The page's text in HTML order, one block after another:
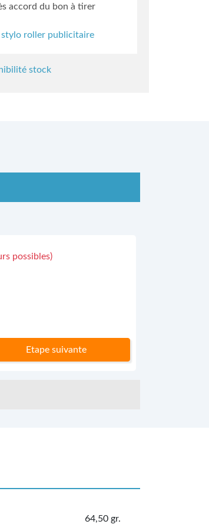
accord du bon à tirer
stylo roller publicitaire
stock
possibles)
Etape suivante
64,50 gr.